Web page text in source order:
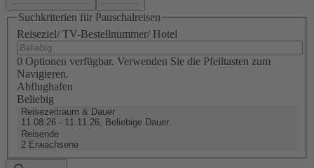
Suchkriterien für Pauschalreisen
Reiseziel/ TV-Bestellnummer/ Hotel
0 Optionen verfügbar. Verwenden Sie die Pfeiltasten zum
Navigieren.
Abflughafen
Beliebig
Reisezeitraum & Dauer
11.08.26 - 11.11.26, Beliebige Dauer
Reisende
2 Erwachsene